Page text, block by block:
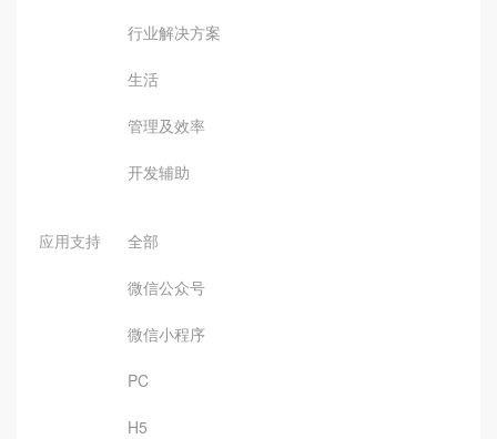
行业解决方案
生活
管理及效率
开发辅助
应用支持 全部
微信公众号
微信小程序
PC
H5